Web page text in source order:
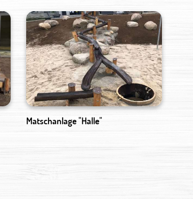
Matschanlage "Halle"